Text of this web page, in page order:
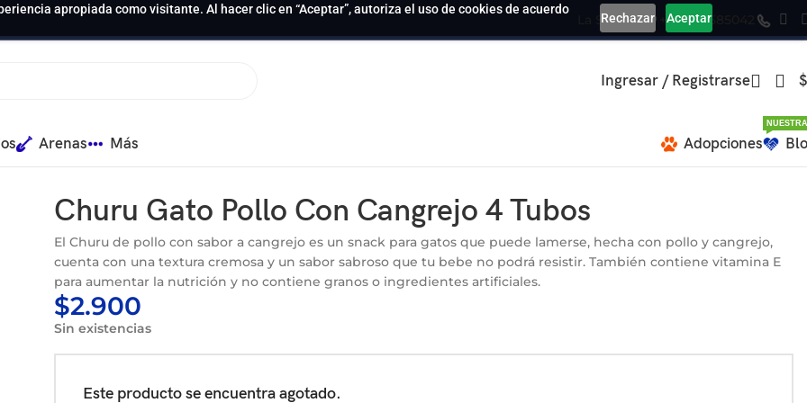
apropiada como visitante. Al hacer clic en “Aceptar”, autoriza el uso de cookies de acuerdo
Rechazar Aceptar
La Serena +569 39585042
Ingresar / Registrarse $
Arenas Más Adopciones
Churu Gato Pollo Con Cangrejo 4 Tubos
El Churu de pollo con sabor a cangrejo es un snack para gatos que puede lamerse, hecha con pollo y cangrejo,
cuenta con una textura cremosa y un sabor sabroso que tu bebe no podrá resistir. También contiene vitamina E
para aumentar la nutrición y no contiene granos o ingredientes artificiales.
$2.900
Sin existencias
Este producto se encuentra agotado.